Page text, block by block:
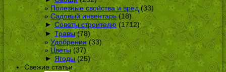
Полезные свойства и вред(33)
Садовый инвентарь(18)
► Советы строителю (1712)
► Травы(78)
Удобрения (33)
Цветы(37)
► Ягоды(25)
Свежие статьи